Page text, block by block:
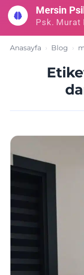
İçeriğe
geç
Mersin
Psk. Murat
Anasayfa Blog